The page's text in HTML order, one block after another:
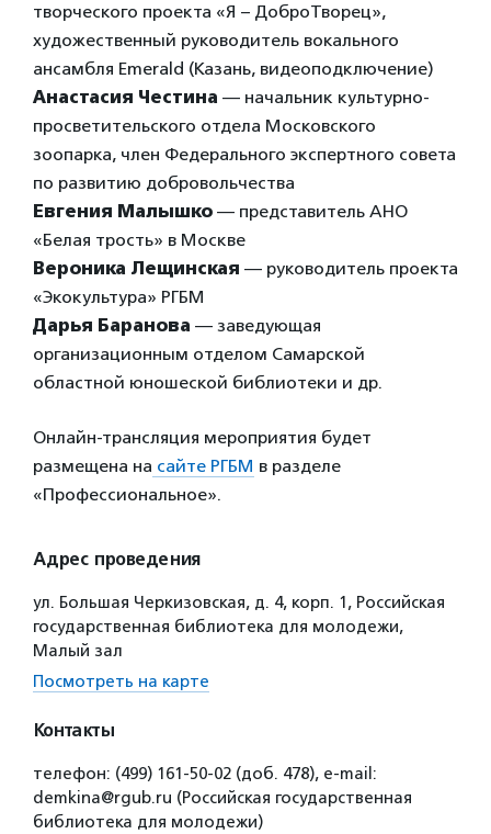
творческого проекта «Я – ДоброТворец»,
художественный руководитель вокального
ансамбля Emerald (Казань, видеоподключение)
Анастасия Честина — начальник культурно-
просветительского отдела Московского
зоопарка, член Федерального экспертного совета
по развитию добровольчества
Евгения Малышко — представитель АНО
«Белая трость» в Москве
Вероника Лещинская — руководитель проекта
«Экокультура» РГБМ
Дарья Баранова — заведующая
организационным отделом Самарской
областной юношеской библиотеки и др.
Онлайн-трансляция мероприятия будет
размещена на сайте РГБМ в разделе
«Профессиональное».
Адрес проведения
ул. Большая Черкизовская, д. 4, корп. 1, Российская
государственная библиотека для молодежи,
Малый зал
Посмотреть на карте
Контакты
телефон: (499) 161-50-02 (доб. 478), е-mail:
demkina@rgub.ru (Российская государственная
библиотека для молодежи)